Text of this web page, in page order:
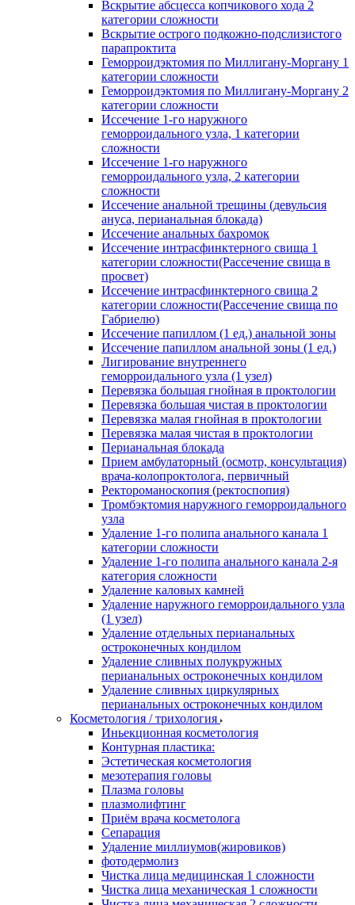
Вскрытие абсцесса копчикового хода 2
категории сложности
Вскрытие острого подкожно-подслизистого
парапроктита
Геморроидэктомия по Миллигану-Моргану 1
категории сложности
Геморроидэктомия по Миллигану-Моргану 2
категории сложности
Иссечение 1-го наружного
геморроидального узла, 1 категории
сложности
Иссечение 1-го наружного
геморроидального узла, 2 категории
сложности
Иссечение анальной трещины (девульсия
ануса, перианальная блокада)
Иссечение анальных бахромок
Иссечение интрасфинктерного свища 1
категории сложности(Рассечение свища в
просвет)
Иссечение интрасфинктерного свища 2
категории сложности(Рассечение свища по
Габриелю)
Иссечение папиллом (1 ед.) анальной зоны
Иссечение папиллом анальной зоны (1 ед.)
Лигирование внутреннего
геморроидального узла (1 узел)
Перевязка большая гнойная в проктологии
Перевязка большая чистая в проктологии
Перевязка малая гнойная в проктологии
Перевязка малая чистая в проктологии
Перианальная блокада
Прием амбулаторный (осмотр, консультация)
врача-колопроктолога, первичный
Ректороманоскопия (ректоспопия)
Тромбэктомия наружного геморроидального
узла
Удаление 1-го полипа анального канала 1
категории сложности
Удаление 1-го полипа анального канала 2-я
категория сложности
Удаление каловых камней
Удаление наружного геморроидального узла
(1 узел)
Удаление отдельных перианальных
остроконечных кондилом
Удаление сливных полукружных
перианальных остроконечных кондилом
Удаление сливных циркулярных
перианальных остроконечных кондилом
Косметология / трихология
Иньекционная косметология
Контурная пластика:
Эстетическая косметология
мезотерапия головы
Плазма головы
плазмолифтинг
Приём врача косметолога
Сепарация
Удаление миллиумов(жировиков)
фотодермолиз
Чистка лица медицинская 1 сложности
Чистка лица механическая 1 сложности